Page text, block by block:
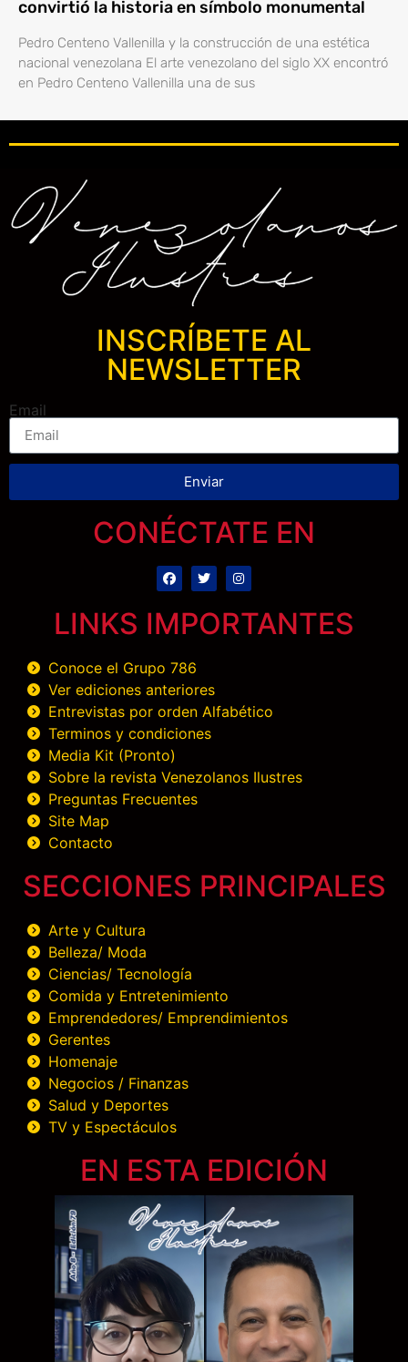
convirtió la historia en símbolo monumental
Pedro Centeno Vallenilla y la construcción de una estética
nacional venezolana El arte venezolano del siglo XX encontró
en Pedro Centeno Vallenilla una de sus
INSCRÍBETE AL
NEWSLETTER
Email
Enviar
CONÉCTATE EN
LINKS IMPORTANTES
Conoce el Grupo 786
Ver ediciones anteriores
Entrevistas por orden Alfabético
Terminos y condiciones
Media Kit (Pronto)
Sobre la revista Venezolanos Ilustres
Preguntas Frecuentes
Site Map
Contacto
SECCIONES PRINCIPALES
Arte y Cultura
Belleza/ Moda
Ciencias/ Tecnología
Comida y Entretenimiento
Emprendedores/ Emprendimientos
Gerentes
Homenaje
Negocios / Finanzas
Salud y Deportes
TV y Espectáculos
EN ESTA EDICIÓN